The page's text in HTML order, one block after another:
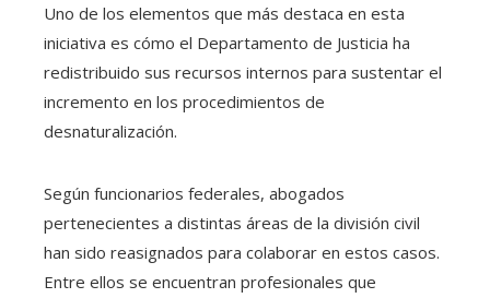
Uno de los elementos que más destaca en esta
iniciativa es cómo el Departamento de Justicia ha
redistribuido sus recursos internos para sustentar el
incremento en los procedimientos de
desnaturalización.
Según funcionarios federales, abogados
pertenecientes a distintas áreas de la división civil
han sido reasignados para colaborar en estos casos.
Entre ellos se encuentran profesionales que